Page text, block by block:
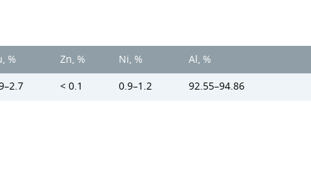
% Zn, % Ni, % Al, %
< 0.1 0.9–1.2 92.55–94.86